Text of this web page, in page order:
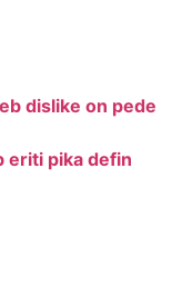
dislike on pede
eriti pika defin